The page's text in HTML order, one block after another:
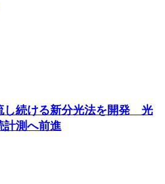
し続ける新分光法を開発 光
計測へ前進